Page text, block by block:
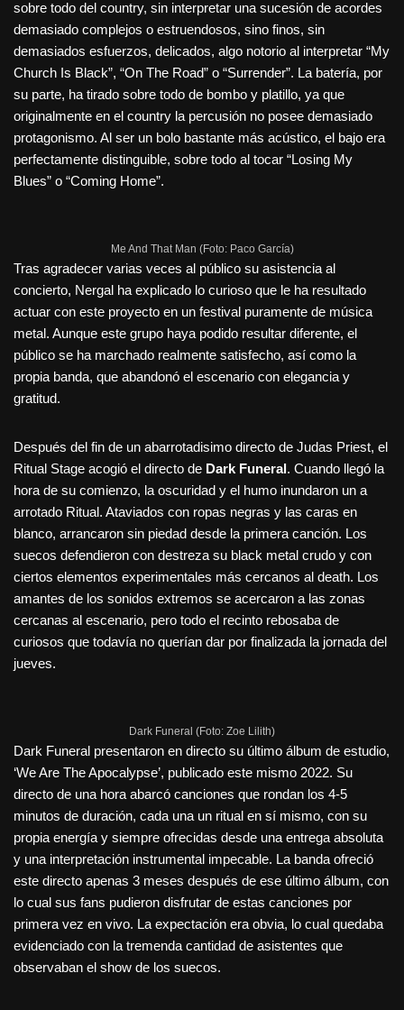
sobre todo del country, sin interpretar una sucesión de acordes
demasiado complejos o estruendosos, sino finos, sin
demasiados esfuerzos, delicados, algo notorio al interpretar “My
Church Is Black”, “On The Road” o “Surrender”. La batería, por
su parte, ha tirado sobre todo de bombo y platillo, ya que
originalmente en el country la percusión no posee demasiado
protagonismo. Al ser un bolo bastante más acústico, el bajo era
perfectamente distinguible, sobre todo al tocar “Losing My
Blues” o “Coming Home”.
Me And That Man (Foto: Paco García)
Tras agradecer varias veces al público su asistencia al
concierto, Nergal ha explicado lo curioso que le ha resultado
actuar con este proyecto en un festival puramente de música
metal. Aunque este grupo haya podido resultar diferente, el
público se ha marchado realmente satisfecho, así como la
propia banda, que abandonó el escenario con elegancia y
gratitud.
Después del fin de un abarrotadisimo directo de Judas Priest, el
Ritual Stage acogió el directo de Dark Funeral. Cuando llegó la
hora de su comienzo, la oscuridad y el humo inundaron un a
arrotado Ritual. Ataviados con ropas negras y las caras en
blanco, arrancaron sin piedad desde la primera canción. Los
suecos defendieron con destreza su black metal crudo y con
ciertos elementos experimentales más cercanos al death. Los
amantes de los sonidos extremos se acercaron a las zonas
cercanas al escenario, pero todo el recinto rebosaba de
curiosos que todavía no querían dar por finalizada la jornada del
jueves.
Dark Funeral (Foto: Zoe Lilith)
Dark Funeral presentaron en directo su último álbum de estudio,
‘We Are The Apocalypse’, publicado este mismo 2022. Su
directo de una hora abarcó canciones que rondan los 4-5
minutos de duración, cada una un ritual en sí mismo, con su
propia energía y siempre ofrecidas desde una entrega absoluta
y una interpretación instrumental impecable. La banda ofreció
este directo apenas 3 meses después de ese último álbum, con
lo cual sus fans pudieron disfrutar de estas canciones por
primera vez en vivo. La expectación era obvia, lo cual quedaba
evidenciado con la tremenda cantidad de asistentes que
observaban el show de los suecos.